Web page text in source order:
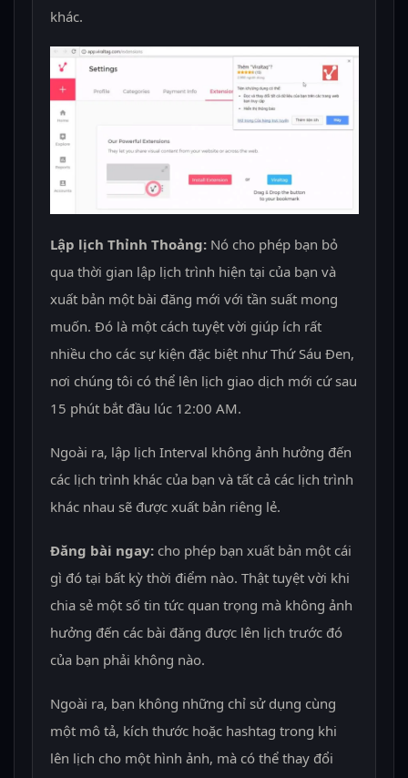
khác.
Lập lịch Thỉnh Thoảng:Nó cho phép bạn bỏ
qua thời gian lập lịch trình hiện tại của bạn và
xuất bản một bài đăng mới với tần suất mong
muốn. Đó là một cách tuyệt vời giúp ích rất
nhiều cho các sự kiện đặc biệt như Thứ Sáu Đen,
nơi chúng tôi có thể lên lịch giao dịch mới cứ sau
15 phút bắt đầu lúc 12:00 AM.
Ngoài ra, lập lịch Interval không ảnh hưởng đến
các lịch trình khác của bạn và tất cả các lịch trình
khác nhau sẽ được xuất bản riêng lẻ.
Đăng bài ngay:cho phép bạn xuất bản một cái
gì đó tại bất kỳ thời điểm nào. Thật tuyệt vời khi
chia sẻ một số tin tức quan trọng mà không ảnh
hưởng đến các bài đăng được lên lịch trước đó
của bạn phải không nào.
Ngoài ra, bạn không những chỉ sử dụng cùng
một mô tả, kích thước hoặc hashtag trong khi
lên lịch cho một hình ảnh, mà có thể thay đổi